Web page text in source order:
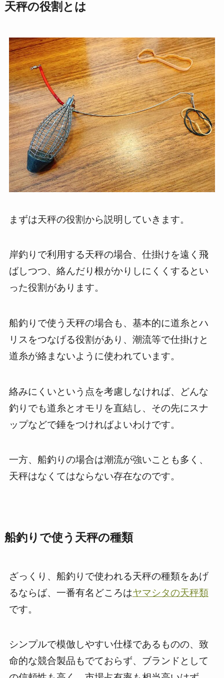
天秤の役割とは
まずは天秤の役割から説明していきます。
岸釣りで利用する天秤の場合、仕掛けを遠く飛
ばしつつ、絡んだり根がかりしにくくするとい
った役割があります。
船釣りで使う天秤の場合も、基本的に道糸とハ
リスをつなげる役割があり、潮流等で仕掛けと
道糸が絡まないように使われています。
絡みにくいという点を考慮しなければ、どんな
釣りでも道糸とオモリを直結し、その先にスナ
ップなどで錘をつければよいわけです。
一方、船釣りの場合は潮流が強いことも多く、
天秤はなくてはならない存在なのです。
船釣りで使う天秤の種類
ざっくり、船釣りで使われる天秤の種類をあげ
るならば、一番有名どころはヤマシタの天秤類
です。
シンプルで模倣しやすい仕様であるものの、致
命的な競合製品もでておらず、ブランドとして